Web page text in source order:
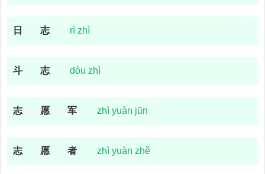
日 志 rì zhì
斗 志 dòu zhì
志 愿 军 zhì yuàn jūn
志 愿 者 zhì yuàn zhě